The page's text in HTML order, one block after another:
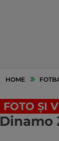
HOME
FOTO ȘI
Dinamo